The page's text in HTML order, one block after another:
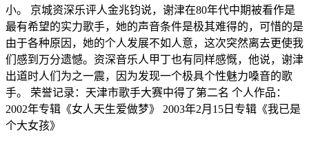
小。 京城资深乐评人金兆钧说，谢津在80年代中期被看作是
最有希望的实力歌手，她的声音条件是极其难得的，可惜的是
由于各种原因，她的个人发展不如人意，这次突然离去更使我
们感到万分遗憾。资深音乐人甲丁也有同样感慨，他说，谢津
出道时人们为之一震，因为发现一个极具个性魅力嗓音的歌
手。 荣誉记录：天津市歌手大赛中得了第二名 个人作品：
2002年专辑《女人天生爱做梦》 2003年2月15日专辑《我已是
个大女孩》